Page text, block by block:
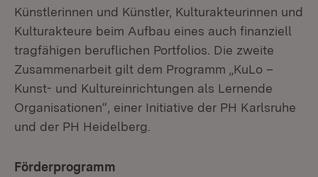
Künstlerinnen und Künstler, Kulturakteurinnen und
Kultur­ak­teure beim Aufbau eines auch finanziell
tragfähigen beruflichen Portfolios. Die zweite
Zusam­­men­arbeit gilt dem Programm „KuLo –
Kunst- und Kultur­ein­rich­tungen als Lernende
Organisationen“, einer Initiative der PH Karlsruhe
und der PH Heidel­berg.
Förderprogramm